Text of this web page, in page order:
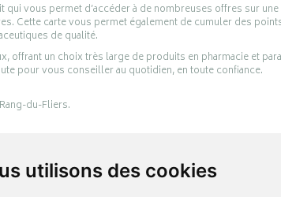
utilisons des cookies
qui vous permet d’accéder à de nombreuses offres sur
Cette carte vous permet également de cumuler des
de qualité.
offrant un choix très large de produits en pharmacie et
pour vous conseiller au quotidien, en toute confiance.
du-Fliers.